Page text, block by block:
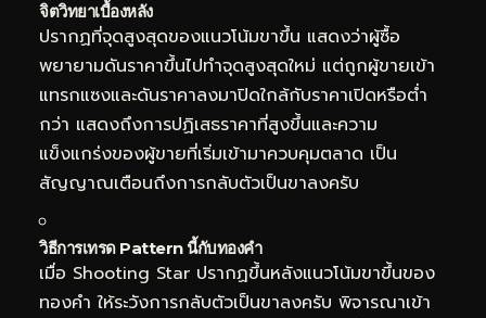
จิตวิทยาเบื้องหลัง
ปรากฏที่จุดสูงสุดของแนวโน้มขาขึ้น แสดงว่าผู้ซื้อ
พยายามดันราคาขึ้นไปทำจุดสูงสุดใหม่ แต่ถูกผู้ขายเข้า
แทรกแซงและดันราคาลงมาปิดใกล้กับราคาเปิดหรือต่ำ
กว่า แสดงถึงการปฏิเสธราคาที่สูงขึ้นและความ
แข็งแกร่งของผู้ขายที่เริ่มเข้ามาควบคุมตลาด เป็น
สัญญาณเตือนถึงการกลับตัวเป็นขาลงครับ
วิธีการเทรด Pattern นี้กับทองคำ
เมื่อ Shooting Star ปรากฏขึ้นหลังแนวโน้มขาขึ้นของ
ทองคำ ให้ระวังการกลับตัวเป็นขาลงครับ พิจารณาเข้า